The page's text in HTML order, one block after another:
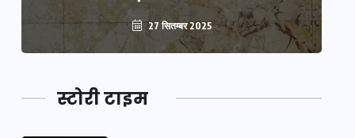
27 सितम्बर 2025
स्टोरी टाइम